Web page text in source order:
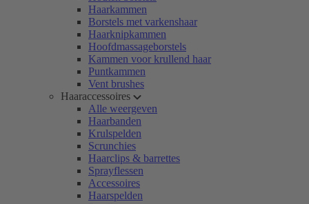
Haarkammen
Borstels met varkenshaar
Haarknipkammen
Hoofdmassageborstels
Kammen voor krullend haar
Puntkammen
Vent brushes
Haaraccessoires
Alle weergeven
Haarbanden
Krulspelden
Scrunchies
Haarclips & barrettes
Sprayflessen
Accessoires
Haarspelden